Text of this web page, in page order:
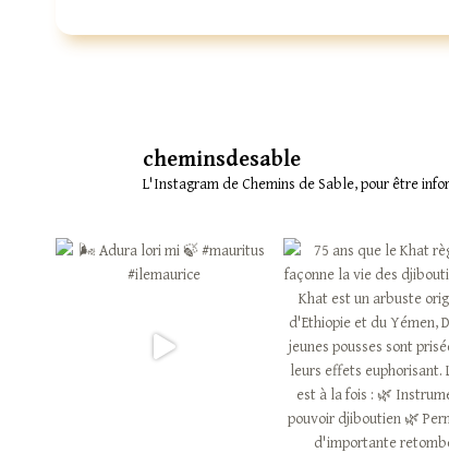
INDE
cheminsdesable
L'Instagram de Chemins de Sable, pour être